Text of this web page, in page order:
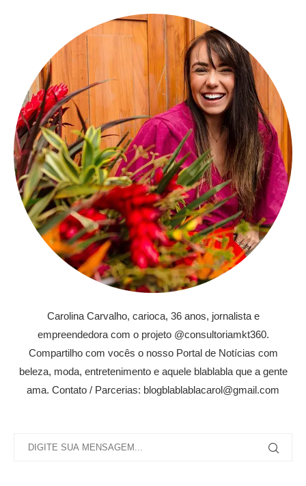
Carolina Carvalho, carioca, 36 anos, jornalista e
empreendedora com o projeto @consultoriamkt360.
Compartilho com vocês o nosso Portal de Notícias com
beleza, moda, entretenimento e aquele blablabla que a gente
ama. Contato / Parcerias: blogblablablacarol@gmail.com